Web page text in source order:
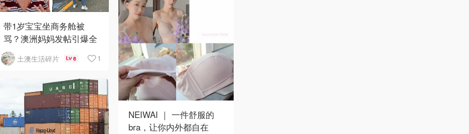
带1岁宝宝坐商务舱被
骂？澳洲妈妈发帖引爆全
网争议
土澳生活碎片 6 1
NEIWAI ｜ 一件舒服的
bra，让你内外都自在